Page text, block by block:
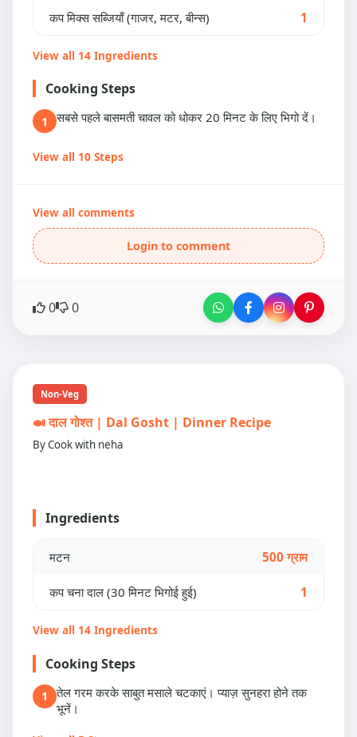
कप मिक्स सब्जियाँ (गाजर, मटर, बीन्स) 1
View all 14 Ingredients
Cooking Steps
1 सबसे पहले बासमती चावल को धोकर 20 मिनट के लिए भिगो दें।
View all 10 Steps
View all comments
Login to comment
0 0
Non-Veg
🍛 दाल गोश्त | Dal Gosht | Dinner Recipe
By Cook with neha
Ingredients
मटन 500 ग्राम
कप चना दाल (30 मिनट भिगोई हुई) 1
View all 14 Ingredients
Cooking Steps
1
तेल गरम करके साबुत मसाले चटकाएं। प्याज़ सुनहरा होने तक
भूनें।